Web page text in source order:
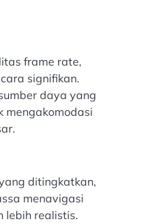
frame rate,
signifikan.
daya yang
mengakomodasi
ditingkatkan,
menavigasi
lebih realistis.